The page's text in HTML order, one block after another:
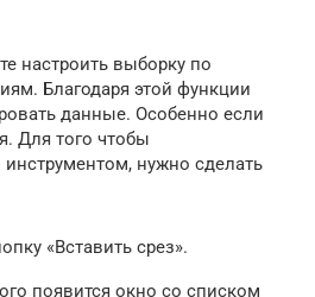
настроить выборку по
Благодаря этой функции
данные. Особенно если
Для того чтобы
нужно сделать
«Вставить срез».
появится окно со списком